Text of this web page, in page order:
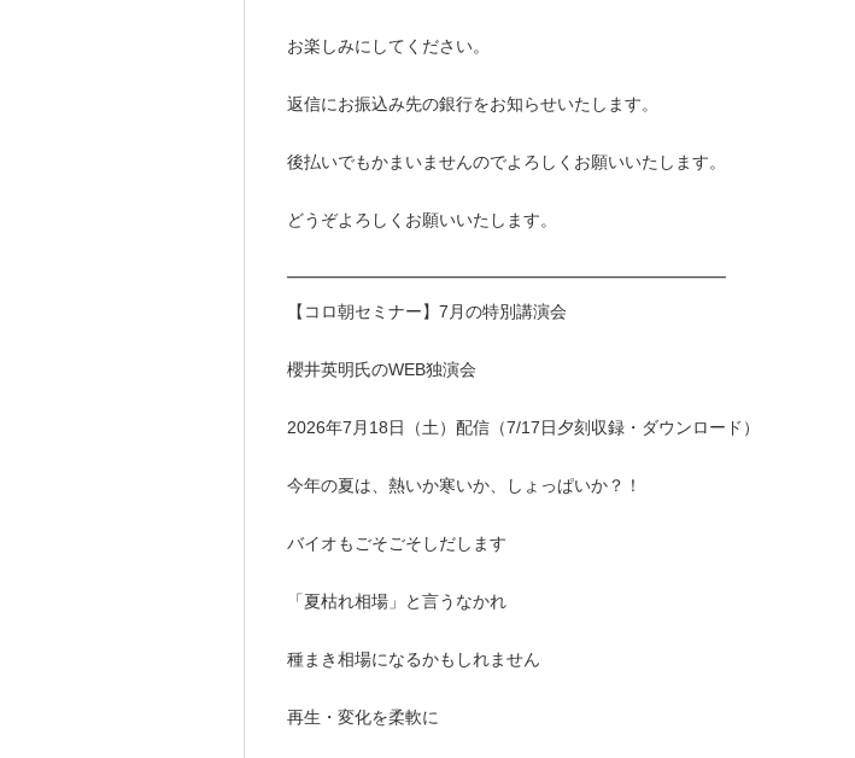
お楽しみにしてください。
返信にお振込み先の銀行をお知らせいたします。
後払いでもかまいませんのでよろしくお願いいたします。
どうぞよろしくお願いいたします。
━━━━━━━━━━━━━━━━━━━━━━━━━━
【コロ朝セミナー】7月の特別講演会
櫻井英明氏のWEB独演会
2026年7月18日（土）配信（7/17日夕刻収録・ダウンロード）
今年の夏は、熱いか寒いか、しょっぱいか？！
バイオもごそごそしだします
「夏枯れ相場」と言うなかれ
種まき相場になるかもしれません
再生・変化を柔軟に